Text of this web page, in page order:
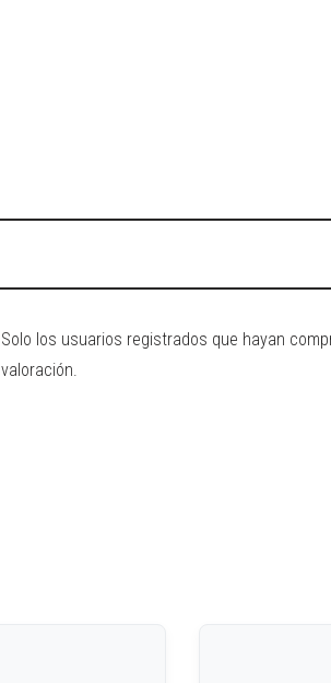
Solo los usuarios registrados que hayan
valoración.